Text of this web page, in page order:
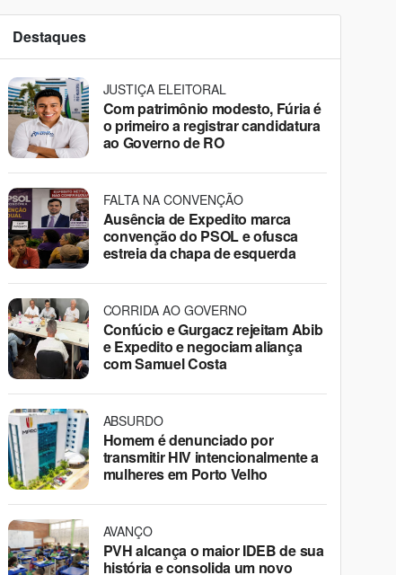
Destaques
JUSTIÇA ELEITORAL
Com patrimônio modesto, Fúria é
o primeiro a registrar candidatura
ao Governo de RO
FALTA NA CONVENÇÃO
Ausência de Expedito marca
convenção do PSOL e ofusca
estreia da chapa de esquerda
CORRIDA AO GOVERNO
Confúcio e Gurgacz rejeitam Abib
e Expedito e negociam aliança
com Samuel Costa
ABSURDO
Homem é denunciado por
transmitir HIV intencionalmente a
mulheres em Porto Velho
AVANÇO
PVH alcança o maior IDEB de sua
história e consolida um novo